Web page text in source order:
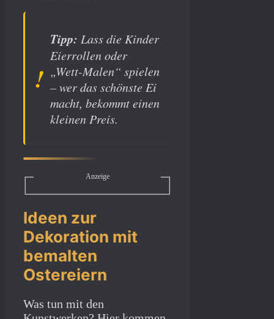
Tipp: Lass die Kinder
Eierrollen oder
„Wett-Malen“ spielen
– wer das schönste Ei
macht, bekommt einen
kleinen Preis.
Anzeige
Ideen zur
Dekoration mit
bemalten
Ostereiern
Was tun mit den